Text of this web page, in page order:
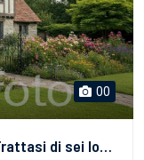
00
Sei unità in corso di costruzione. Trattasi di sei locali al piano seminterrato rispettivamente di mq: 84, 68, 80, 84, 68, 87.